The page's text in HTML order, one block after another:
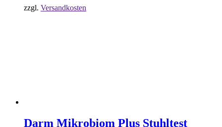
zzgl. Versandkosten
Darm Mikrobiom Plus Stuhltest